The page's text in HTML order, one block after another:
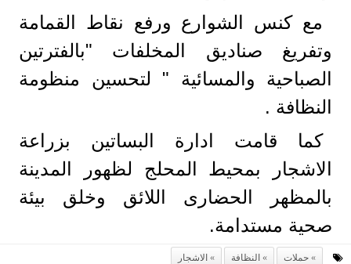
مع كنس الشوارع ورفع نقاط القمامة
وتفريغ صناديق المخلفات "بالفترتين
الصباحية والمسائية " لتحسين منظومة
النظافة .
كما قامت ادارة البساتين بزراعة
الاشجار بمحيط المحلج لظهور المدينة
بالمظهر الحضارى اللائق وخلق بيئة
صحية مستدامة.
حملات النظافة الاشجار